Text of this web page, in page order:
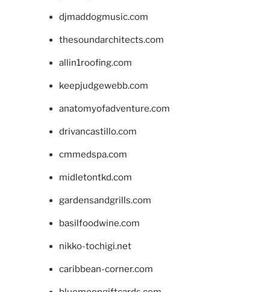
djmaddogmusic.com
thesoundarchitects.com
allin1roofing.com
keepjudgewebb.com
anatomyofadventure.com
drivancastillo.com
cmmedspa.com
midletontkd.com
gardensandgrills.com
basilfoodwine.com
nikko-tochigi.net
caribbean-corner.com